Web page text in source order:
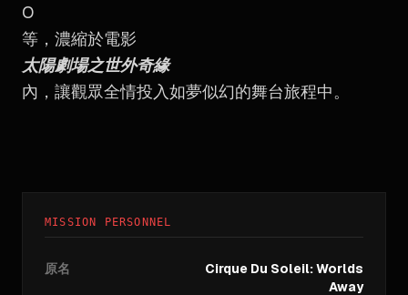
O
等，濃縮於電影
太陽劇場之世外奇緣
內，讓觀眾全情投入如夢似幻的舞台旅程中。
MISSION PERSONNEL
原名
Cirque Du Soleil: Worlds
Away